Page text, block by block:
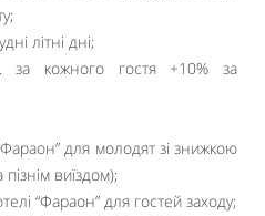
літні дні;
за кожного гостя +10% за
для молодят зі знижкою
виїздом);
“Фараон” для гостей заходу;